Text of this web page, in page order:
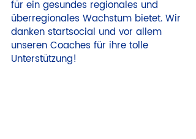
für ein gesundes regionales und
überregionales Wachstum bietet. Wir
danken startsocial und vor allem
unseren Coaches für ihre tolle
Unterstützung!